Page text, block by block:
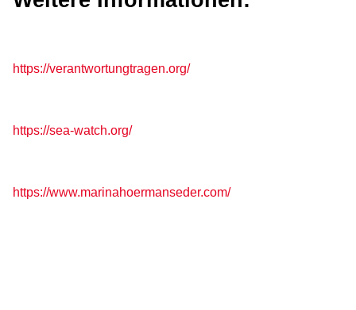
https://verantwortungtragen.org/
https://sea-watch.org/
https://www.marinahoermanseder.com/